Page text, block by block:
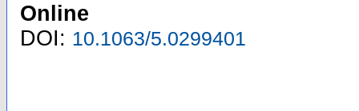
Online
DOI: 10.1063/5.0299401